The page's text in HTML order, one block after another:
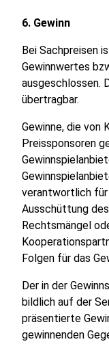
6. Gewinn
Bei Sachpreisen
Gewinnwertes
ausgeschlossen.
übertragbar.
Gewinne, die von
Preissponsoren
verantwortlich
Ausschüttung
Rechtsmängel
Folgen für das
Der in der
bildlich auf der
präsentierte
gewinnenden